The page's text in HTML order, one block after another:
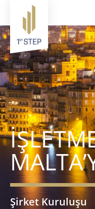
Şirket Kuruluşu